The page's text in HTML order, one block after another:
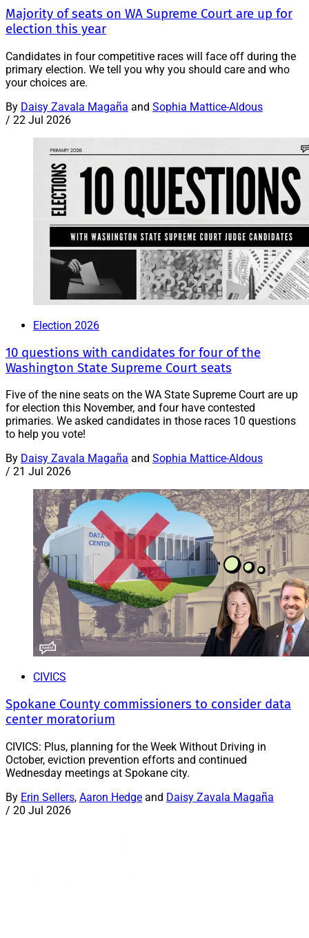
Majority of seats on WA Supreme Court are up for
election this year
Candidates in four competitive races will face off during the
primary election. We tell you why you should care and who
your choices are.
By Daisy Zavala Magaña and Sophia Mattice-Aldous
/ 22 Jul 2026
Election 2026
10 questions with candidates for four of the
Washington State Supreme Court seats
Five of the nine seats on the WA State Supreme Court are up
for election this November, and four have contested
primaries. We asked candidates in those races 10 questions
to help you vote!
By Daisy Zavala Magaña and Sophia Mattice-Aldous
/ 21 Jul 2026
CIVICS
Spokane County commissioners to consider data
center moratorium
CIVICS: Plus, planning for the Week Without Driving in
October, eviction prevention efforts and continued
Wednesday meetings at Spokane city.
By Erin Sellers, Aaron Hedge and Daisy Zavala Magaña
/ 20 Jul 2026